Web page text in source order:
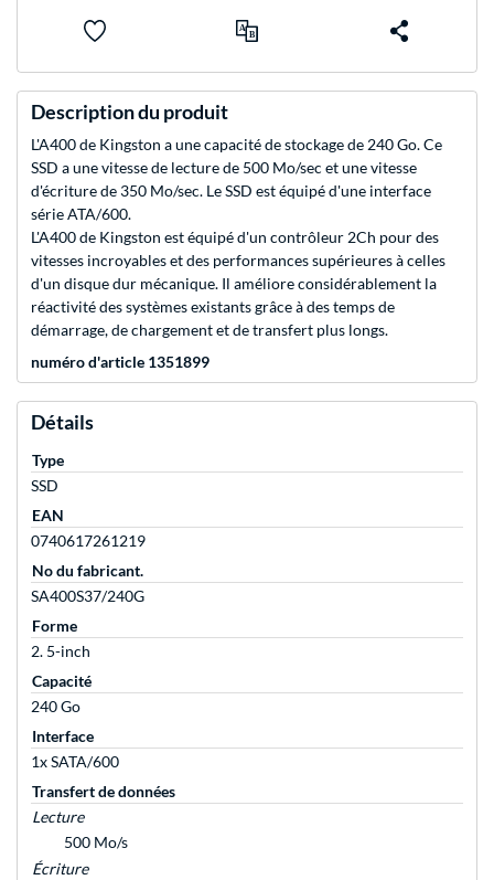
Description du produit
L'A400 de Kingston a une capacité de stockage de 240 Go. Ce
SSD a une vitesse de lecture de 500 Mo/sec et une vitesse
d'écriture de 350 Mo/sec. Le SSD est équipé d'une interface
série ATA/600.
L'A400 de Kingston est équipé d'un contrôleur 2Ch pour des
vitesses incroyables et des performances supérieures à celles
d'un disque dur mécanique. Il améliore considérablement la
réactivité des systèmes existants grâce à des temps de
démarrage, de chargement et de transfert plus longs.
numéro d'article 1351899
Détails
Type
SSD
EAN
0740617261219
No du fabricant.
SA400S37/240G
Forme
2. 5-inch
Capacité
240 Go
Interface
1x SATA/600
Transfert de données
Lecture
500 Mo/s
Écriture